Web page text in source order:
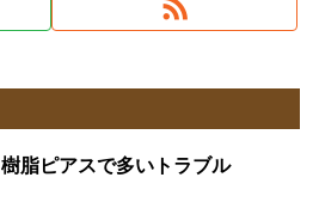
樹脂ピアスで多いトラブル